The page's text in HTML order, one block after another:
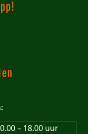
– 18.00 uur